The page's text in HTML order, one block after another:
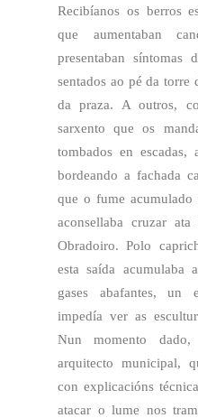
Recibíanos os berros
que aumentaban
presentaban síntomas
sentados ao pé da torre
da praza. A outros,
sarxento que os
tombados en escadas,
bordeando a fachada
que o fume
aconsellaba cruzar
Obradoiro. Polo
esta saída acumulaba
gases abafantes, un
impedía ver as
Nun momento
arquitecto municipal,
con explicacións
atacar o lume nos